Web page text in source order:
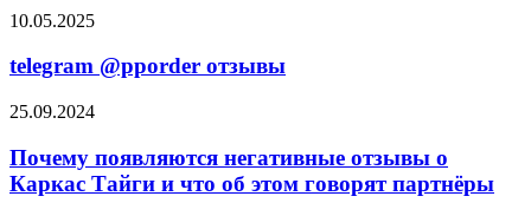
telegram
отзывы
10.05.2025
telegram @pporder отзывы
Почему
негативные
отзывы
о
25.09.2024
Почему появляются негативные отзывы о
Каркас Тайги и что об этом говорят партнёры